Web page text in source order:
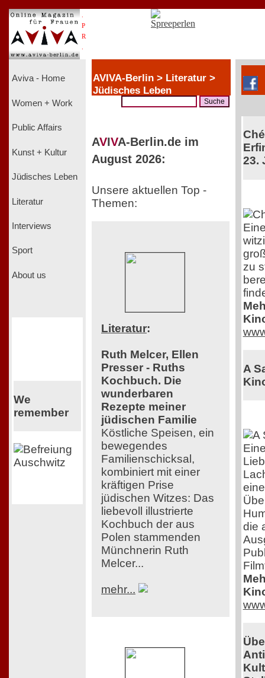
P
R
Aviva - Home
Women + Work
Public Affairs
Kunst + Kultur
Jüdisches Leben
Literatur
Interviews
Sport
About us
We
remember
AVIVA-Berlin > Literatur >
Jüdisches Leben
AVIVA-Berlin.de im
August 2026:
Unsere aktuellen Top -
Themen:
Literatur:
Ruth Melcer, Ellen
Presser - Ruths
Kochbuch. Die
wunderbaren
Rezepte meiner
jüdischen Familie
Köstliche Speisen, ein
bewegendes
Familienschicksal,
kombiniert mit einer
kräftigen Prise
jüdischen Witzes: Das
liebevoll illustrierte
Kochbuch der aus
Polen stammenden
Münchnerin Ruth
Melcer...
mehr...
23.
zu
A
die